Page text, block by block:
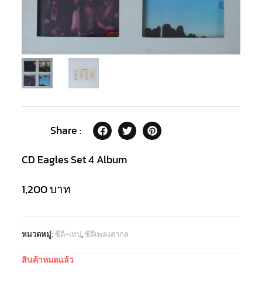
Share :
CD Eagles Set 4 Album
1,200บาท
หมวดหมู่:ซีดี-เทป,ซีดีเพลงสากล
สินค้าหมดแล้ว